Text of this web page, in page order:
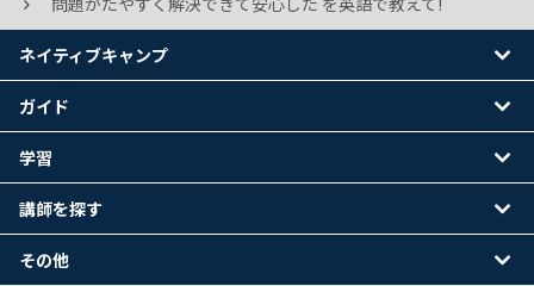
ネイティブキャンプ
ガイド
学習
講師を探す
その他